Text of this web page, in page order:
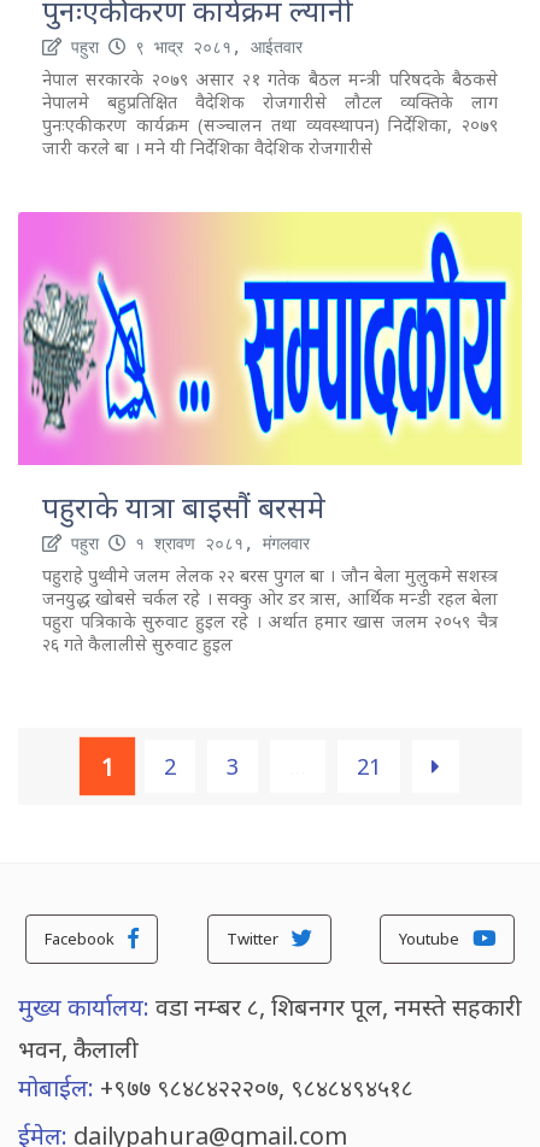
पुनःएकीकरण कार्यक्रम ल्यानी
पहुरा ९ भाद्र २०८१, आईतवार
नेपाल सरकारके २०७९ असार २१ गतेक बैठल मन्त्री परिषदके बैठकसे
नेपालमे बहुप्रतिक्षित वैदेशिक रोजगारीसे लौटल व्यक्तिके लाग
पुनःएकीकरण कार्यक्रम (सञ्चालन तथा व्यवस्थापन) निर्देशिका, २०७९
जारी करले बा । मने यी निर्देशिका वैदेशिक रोजगारीसे
पहुराके यात्रा बाइसौं बरसमे
पहुरा १ श्रावण २०८१, मंगलवार
पहुराहे पुथ्वीमे जलम लेलक २२ बरस पुगल बा । जौन बेला मुलुकमे सशस्त्र
जनयुद्ध खोबसे चर्कल रहे । सक्कु ओर डर त्रास, आर्थिक मन्डी रहल बेला
पहुरा पत्रिकाके सुरुवाट हुइल रहे । अर्थात हमार खास जलम २०५९ चैत्र
२६ गते कैलालीसे सुरुवाट हुइल
1 2 3 21
Facebook Twitter Youtube
मुख्य कार्यालय: वडा नम्बर ८, शिबनगर पूल, नमस्ते सहकारी
भवन, कैलाली
मोबाईल: +९७७ ९८४८४२२२०७, ९८४८४९४५१८
ईमेल: dailypahura@gmail.com